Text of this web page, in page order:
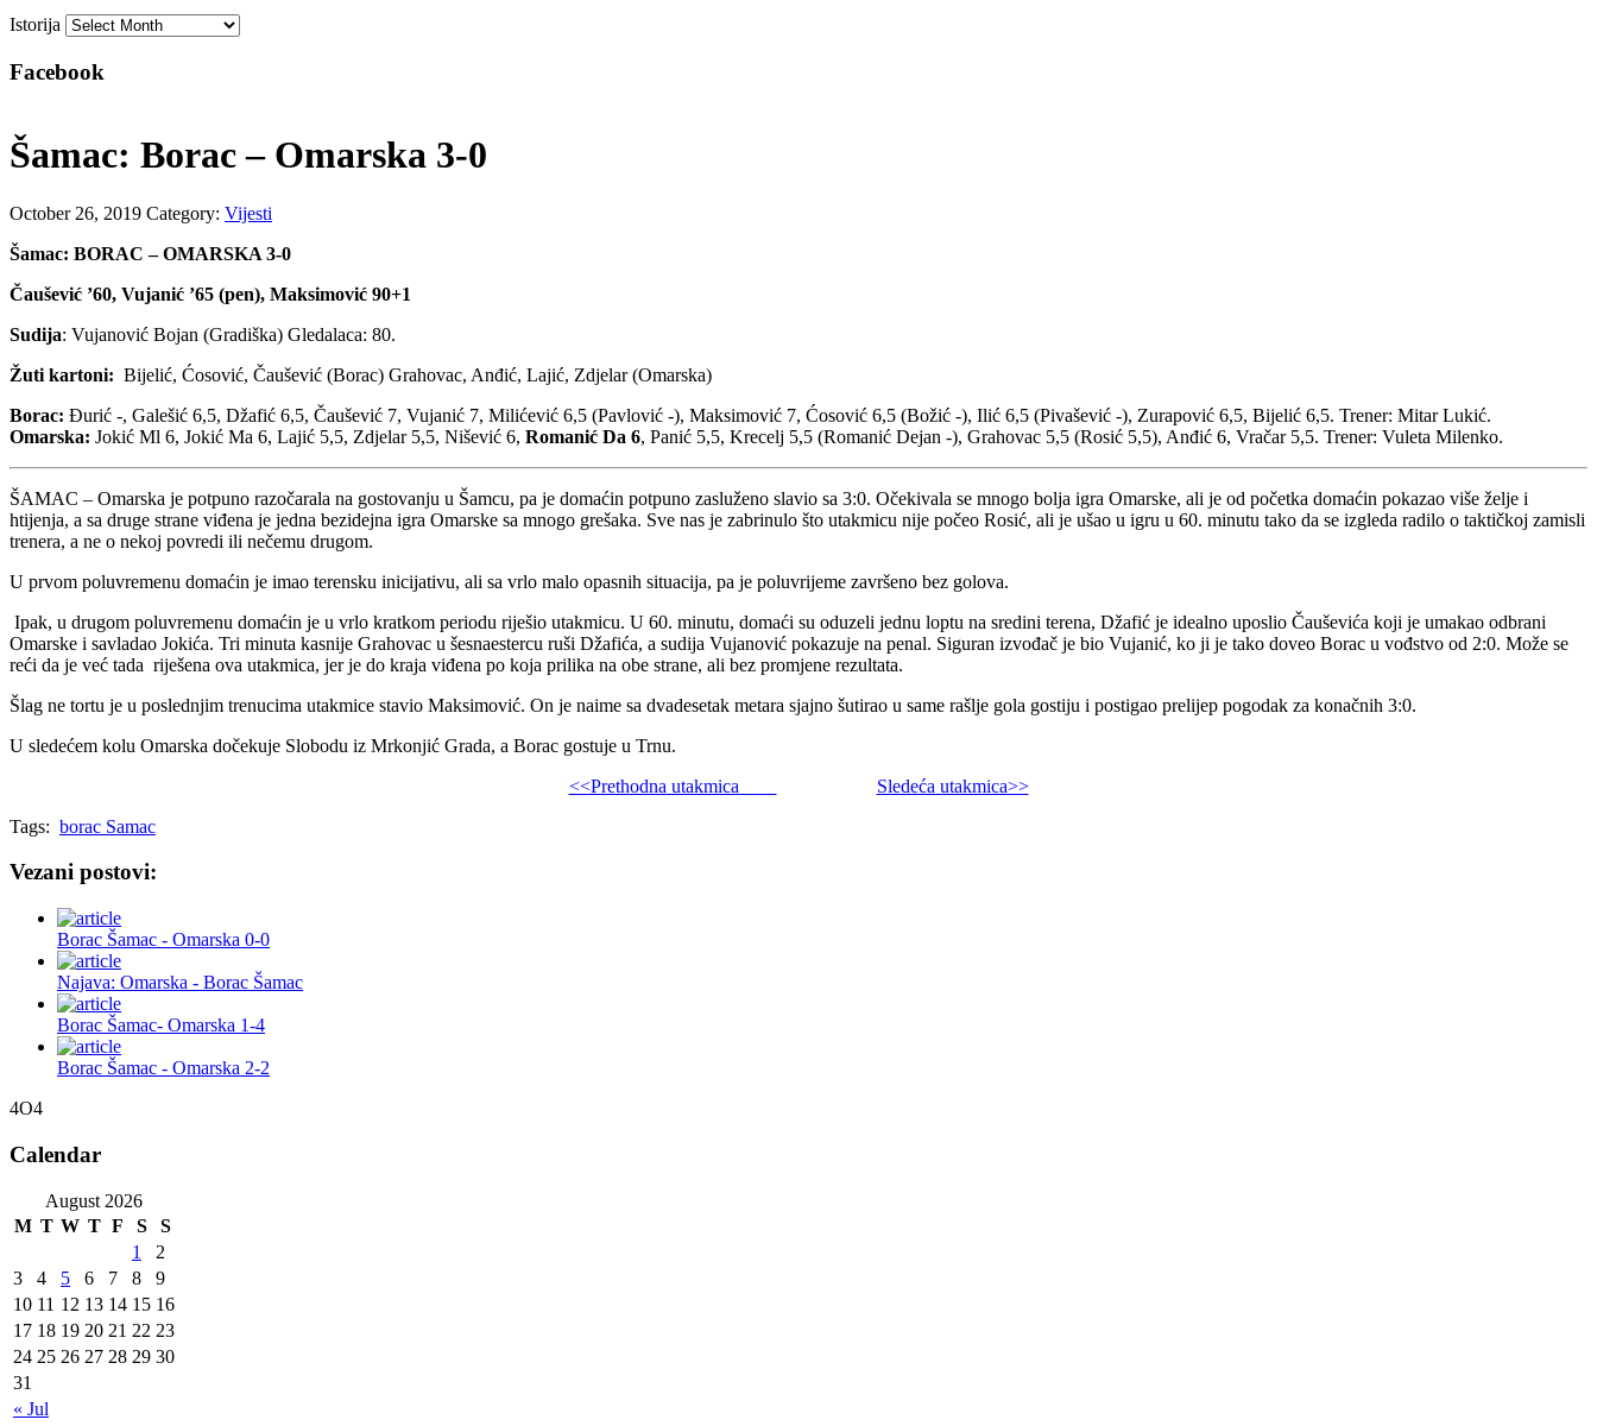
Istorija
Facebook
Šamac: Borac – Omarska 3-0
October 26, 2019 Category: Vijesti
Šamac: BORAC – OMARSKA 3-0
Čaušević ’60, Vujanić ’65 (pen), Maksimović 90+1
Sudija: Vujanović Bojan (Gradiška) Gledalaca: 80.
Žuti kartoni: Bijelić, Ćosović, Čaušević (Borac) Grahovac, Anđić, Lajić, Zdjelar (Omarska)
Borac: Đurić -, Galešić 6,5, Džafić 6,5, Čaušević 7, Vujanić 7, Milićević 6,5 (Pavlović -), Maksimović 7, Ćosović 6,5 (Božić -), Ilić 6,5 (Pivašević -), Zurapović 6,5, Bijelić 6,5. Trener: Mitar Lukić.
Omarska: Jokić Ml 6, Jokić Ma 6, Lajić 5,5, Zdjelar 5,5, Nišević 6, Romanić Da 6, Panić 5,5, Krecelj 5,5 (Romanić Dejan -), Grahovac 5,5 (Rosić 5,5), Anđić 6, Vračar 5,5. Trener: Vuleta Milenko.
ŠAMAC – Omarska je potpuno razočarala na gostovanju u Šamcu, pa je domaćin potpuno zasluženo slavio sa 3:0. Očekivala se mnogo bolja igra Omarske, ali je od početka domaćin pokazao više želje i
htijenja, a sa druge strane viđena je jedna bezidejna igra Omarske sa mnogo grešaka. Sve nas je zabrinulo što utakmicu nije počeo Rosić, ali je ušao u igru u 60. minutu tako da se izgleda radilo o taktičkoj zamisli
trenera, a ne o nekoj povredi ili nečemu drugom.
U prvom poluvremenu domaćin je imao terensku inicijativu, ali sa vrlo malo opasnih situacija, pa je poluvrijeme završeno bez golova.
Ipak, u drugom poluvremenu domaćin je u vrlo kratkom periodu riješio utakmicu. U 60. minutu, domaći su oduzeli jednu loptu na sredini terena, Džafić je idealno uposlio Čauševića koji je umakao odbrani
Omarske i savladao Jokića. Tri minuta kasnije Grahovac u šesnaestercu ruši Džafića, a sudija Vujanović pokazuje na penal. Siguran izvođač je bio Vujanić, ko ji je tako doveo Borac u vođstvo od 2:0. Može se
reći da je već tada riješena ova utakmica, jer je do kraja viđena po koja prilika na obe strane, ali bez promjene rezultata.
Šlag ne tortu je u poslednjim trenucima utakmice stavio Maksimović. On je naime sa dvadesetak metara sjajno šutirao u same rašlje gola gostiju i postigao prelijep pogodak za konačnih 3:0.
U sledećem kolu Omarska dočekuje Slobodu iz Mrkonjić Grada, a Borac gostuje u Trnu.
<<Prethodna utakmica
Sledeća utakmica>>
Tags: borac Samac
Vezani postovi:
Borac Šamac - Omarska 0-0
Najava: Omarska - Borac Šamac
Borac Šamac- Omarska 1-4
Borac Šamac - Omarska 2-2
4O4
Calendar
August 2026
M T W T F S S
« Jul
1
2
3
4 5 6 7 8
9
10 11 12 13 14 15 16
17 18 19 20 21 22 23
24 25 26 27 28 29 30
31